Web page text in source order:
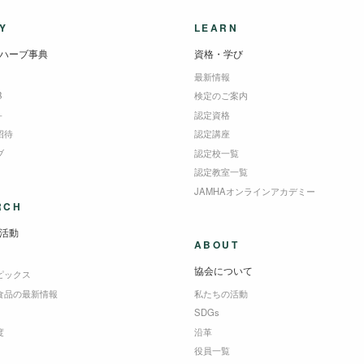
ーブ事典
待
動
ックス
品の最新情報
LEARN
資格・学び
最新情報
検定のご案内
認定資格
認定講座
認定校一覧
認定教室一覧
JAMHAオンラインアカデミー
ABOUT
協会について
私たちの活動
SDGs
沿革
役員一覧